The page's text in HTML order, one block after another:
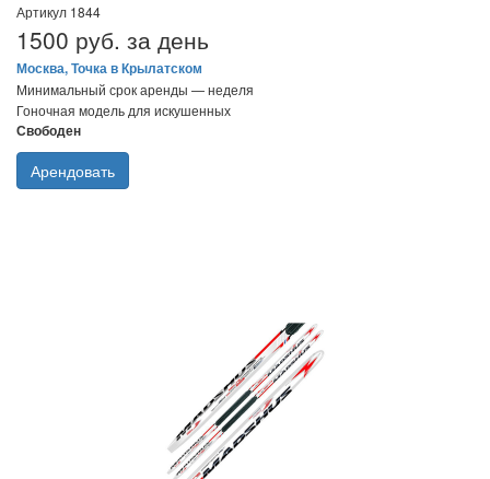
Артикул 1844
1500 руб. за день
Москва, Точка в Крылатском
Минимальный срок аренды — неделя
Гоночная модель для искушенных
Свободен
Арендовать